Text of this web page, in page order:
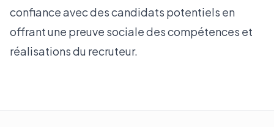
confiance avec des candidats potentiels en
offrant une preuve sociale des compétences et
réalisations du recruteur.